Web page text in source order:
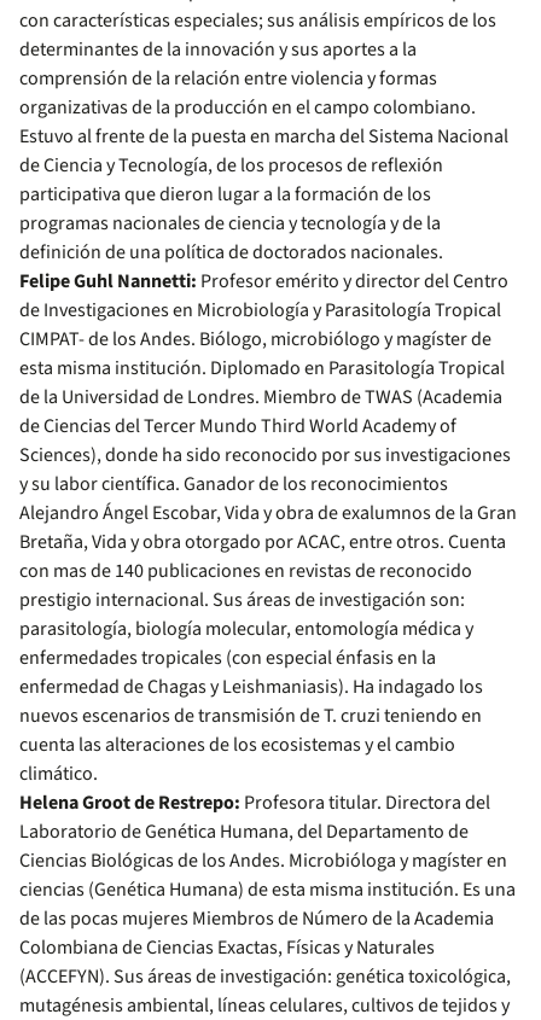
con características especiales; sus análisis empíricos de los
determinantes de la innovación y sus aportes a la
comprensión de la relación entre violencia y formas
organizativas de la producción en el campo colombiano.
Estuvo al frente de la puesta en marcha del Sistema Nacional
de Ciencia y Tecnología, de los procesos de reflexión
participativa que dieron lugar a la formación de los
programas nacionales de ciencia y tecnología y de la
definición de una política de doctorados nacionales.
Felipe Guhl Nannetti: Profesor emérito y director del Centro
de Investigaciones en Microbiología y Parasitología Tropical
CIMPAT- de los Andes. Biólogo, microbiólogo y magíster de
esta misma institución. Diplomado en Parasitología Tropical
de la Universidad de Londres. Miembro de TWAS (Academia
de Ciencias del Tercer Mundo Third World Academy of
Sciences), donde ha sido reconocido por sus investigaciones
y su labor científica. Ganador de los reconocimientos
Alejandro Ángel Escobar, Vida y obra de exalumnos de la Gran
Bretaña, Vida y obra otorgado por ACAC, entre otros. Cuenta
con mas de 140 publicaciones en revistas de reconocido
prestigio internacional. Sus áreas de investigación son:
parasitología, biología molecular, entomología médica y
enfermedades tropicales (con especial énfasis en la
enfermedad de Chagas y Leishmaniasis). Ha indagado los
nuevos escenarios de transmisión de T. cruzi teniendo en
cuenta las alteraciones de los ecosistemas y el cambio
climático.
Helena Groot de Restrepo: Profesora titular. Directora del
Laboratorio de Genética Humana, del Departamento de
Ciencias Biológicas de los Andes. Microbióloga y magíster en
ciencias (Genética Humana) de esta misma institución. Es una
de las pocas mujeres Miembros de Número de la Academia
Colombiana de Ciencias Exactas, Físicas y Naturales
(ACCEFYN). Sus áreas de investigación: genética toxicológica,
mutagénesis ambiental, líneas celulares, cultivos de tejidos y